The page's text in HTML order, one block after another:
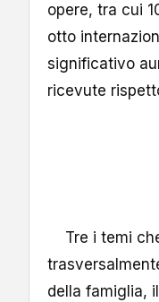
opere, tra cui
otto
significativo
ricevute
Tre i temi
della famiglia,